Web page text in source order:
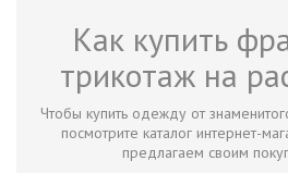
Как купить
трикотаж на
Чтобы купить одежду от
посмотрите каталог интернет-
предлагаем своим